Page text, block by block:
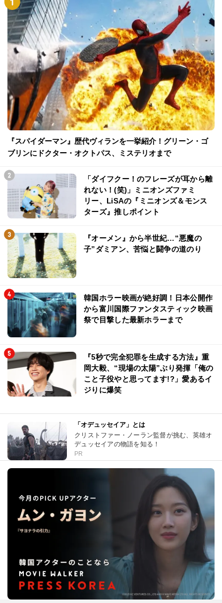
『スパイダーマン』歴代ヴィランを一挙紹介！グリーン・ゴ
ブリンにドクター・オクトパス、ミステリオまで
「ダイフクー！のフレーズが耳から離
れない！(笑)」ミニオンズファミ
リー、LiSAの『ミニオンズ＆モンス
ターズ』推しポイント
『オーメン』から半世紀…“悪魔の
子”ダミアン、苦悩と闘争の道のり
韓国ホラー映画が絶好調！日本公開作
から富川国際ファンタスティック映画
祭で目撃した最新ホラーまで
『5秒で完全犯罪を生成する方法』重
岡大毅、“現場の太陽”ぶり発揮「俺の
こと子役やと思ってます!?」愛あるイ
ジりに爆笑
「オデュッセイア」とは
クリストファー・ノーラン監督が挑む、英雄オ
デュッセイアの物語を知る！
PR